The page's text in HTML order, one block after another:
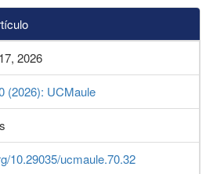
2026
(2026): UCMaule
10.29035/ucmaule.70.32